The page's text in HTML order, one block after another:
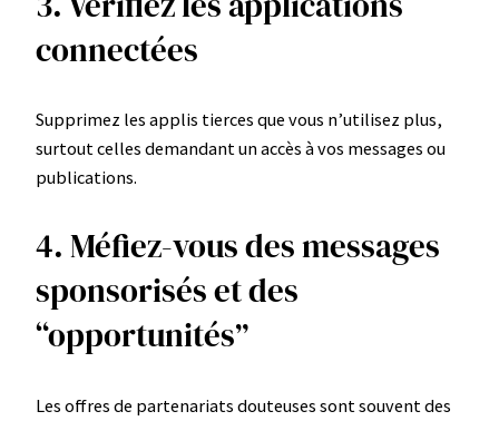
connectées
Supprimez les applis tierces que vous n’utilisez plus,
surtout celles demandant un accès à vos messages ou
publications.
4. Méfiez-vous des messages
sponsorisés et des
“opportunités”
Les offres de partenariats douteuses sont souvent des